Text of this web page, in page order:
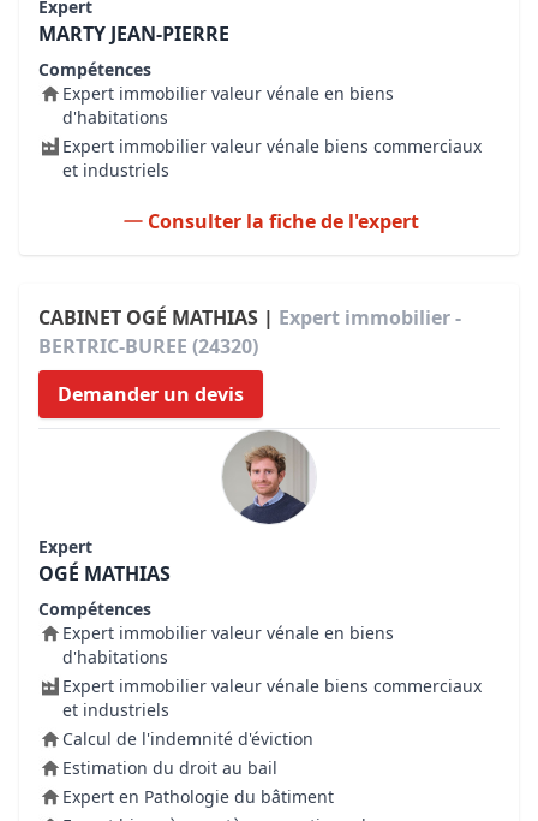
Expert
MARTY JEAN-PIERRE
Compétences
Expert immobilier valeur vénale en biens
d'habitations
Expert immobilier valeur vénale biens commerciaux
et industriels
Consulter la fiche de l'expert
CABINET OGÉ MATHIAS | Expert immobilier -
BERTRIC-BUREE (24320)
Demander un devis
Expert
OGÉ MATHIAS
Compétences
Expert immobilier valeur vénale en biens
d'habitations
Expert immobilier valeur vénale biens commerciaux
et industriels
Calcul de l'indemnité d'éviction
Estimation du droit au bail
Expert en Pathologie du bâtiment